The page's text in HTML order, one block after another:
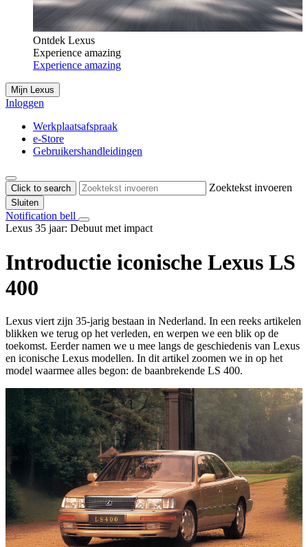
Ontdek Lexus
Experience amazing
Experience amazing
Mijn Lexus
Inloggen
Werkplaatsafspraak
e-Store
Gebruikershandleidingen
Click to search Zoektekst invoeren
Sluiten
Notification bell
Lexus 35 jaar: Debuut met impact
Introductie iconische Lexus LS
400
Lexus viert zijn 35-jarig bestaan in Nederland. In een reeks artikelen
blikken we terug op het verleden, en werpen we een blik op de
toekomst. Eerder namen we u mee langs de geschiedenis van Lexus
en iconische Lexus modellen. In dit artikel zoomen we in op het
model waarmee alles begon: de baanbrekende LS 400.